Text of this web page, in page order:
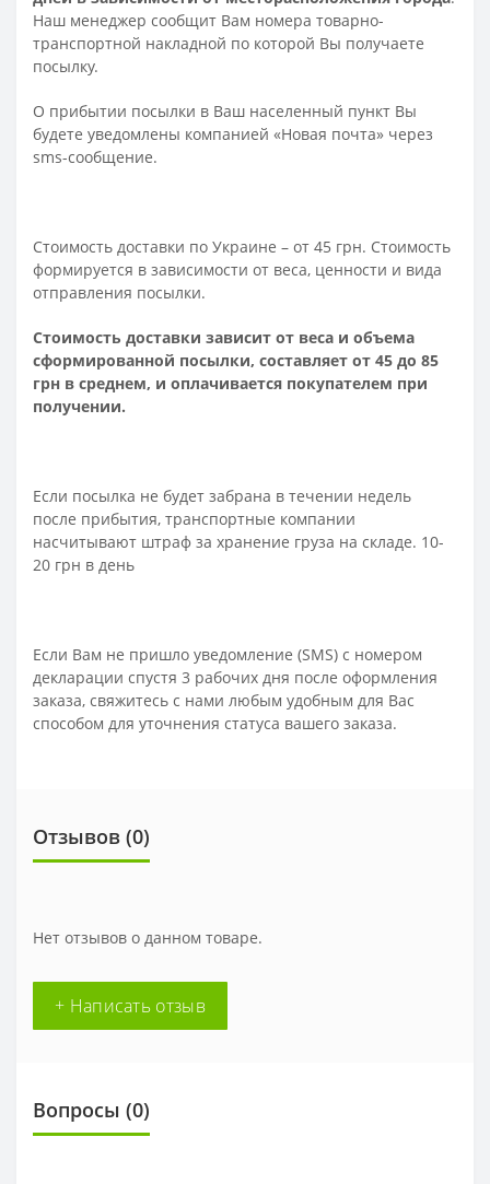
Наш менеджер сообщит Вам номера товарно-
транспортной накладной по которой Вы получаете
посылку.
О прибытии посылки в Ваш населенный пункт Вы
будете уведомлены компанией «Новая почта» через
sms-сообщение.
Стоимость доставки по Украине – от 45 грн. Стоимость
формируется в зависимости от веса, ценности и вида
отправления посылки.
Стоимость доставки зависит от веса и объема
сформированной посылки, составляет от 45 до 85
грн в среднем, и оплачивается покупателем при
получении.
Если посылка не будет забрана в течении недель
после прибытия, транспортные компании
насчитывают штраф за хранение груза на складе. 10-
20 грн в день
Если Вам не пришло уведомление (SMS) с номером
декларации спустя 3 рабочих дня после оформления
заказа, свяжитесь с нами любым удобным для Вас
способом для уточнения статуса вашего заказа.
Отзывов (0)
Нет отзывов о данном товаре.
+ Написать отзыв
Вопросы (0)